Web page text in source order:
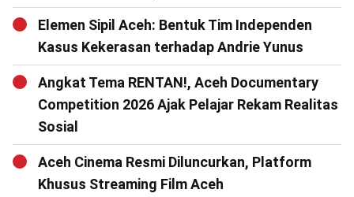
Elemen Sipil Aceh: Bentuk Tim Independen
Kasus Kekerasan terhadap Andrie Yunus
Angkat Tema RENTAN!, Aceh Documentary
Competition 2026 Ajak Pelajar Rekam Realitas
Sosial
Aceh Cinema Resmi Diluncurkan, Platform
Khusus Streaming Film Aceh